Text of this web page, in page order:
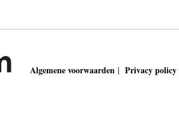
Algemene voorwaarden | Privacy policy